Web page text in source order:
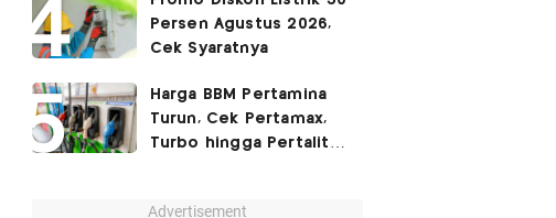
Persen Agustus 2026,
Cek Syaratnya
Harga BBM Pertamina
Turun, Cek Pertamax,
Turbo hingga Pertalite
Advertisement